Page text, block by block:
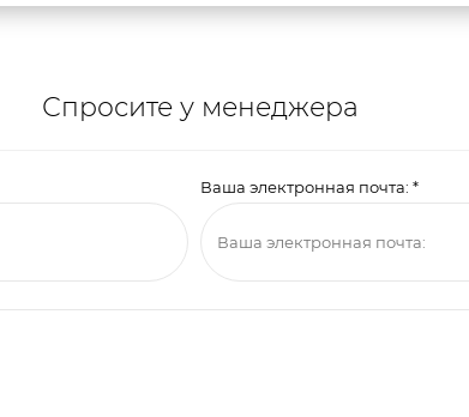
Спросите у менеджера
Ваша электронная почта: *